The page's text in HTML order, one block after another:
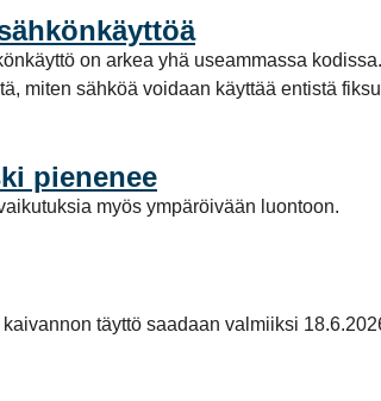
on arkea yhä useammassa
miten sähköä voidaan käyttää entistä
pienenee
myös ympäröivään luontoon.
täyttö saadaan valmiiksi